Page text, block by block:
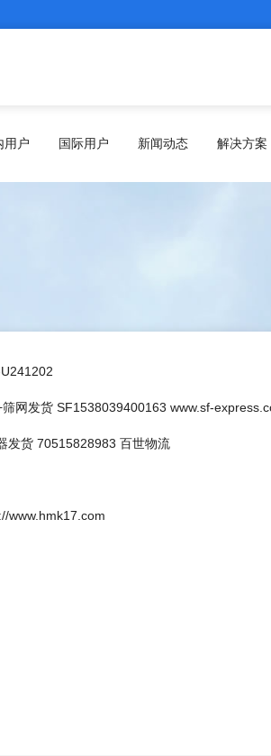
用户 国际用户 新闻动态 解决方案
网发货 SF1538039400163 www.sf-
发货 70515828983 百世物流
www.hmk17.com